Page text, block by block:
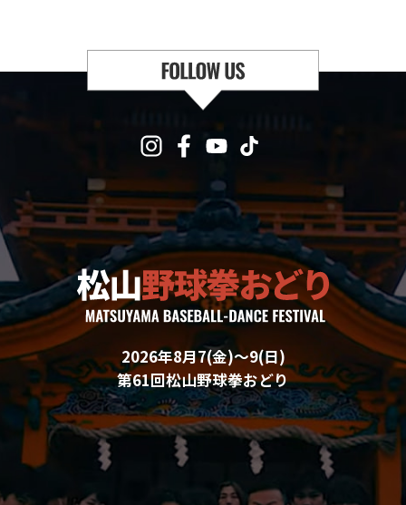
2026年8月7(金)〜9(日)
第61回松山野球拳おどり